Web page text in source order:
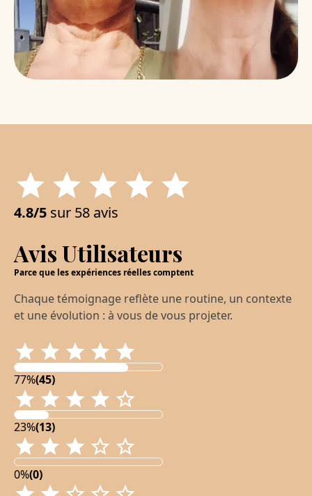
4.8/5 sur 58 avis
Avis Utilisateurs
Parce que les expériences réelles comptent
Chaque témoignage reflète une routine, un contexte
et une évolution : à vous de vous projeter.
77%(45)
23%(13)
0%(0)